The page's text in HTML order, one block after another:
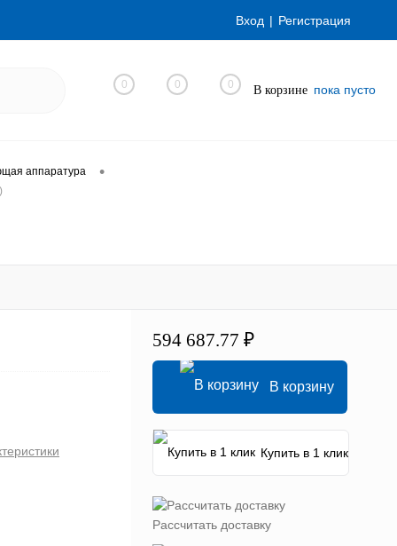
Вход Регистрация
0 0 0 В корзине пока пусто
аппаратура •
594 687.77 ₽
В корзину
Купить в 1 клик
Рассчитать доставку